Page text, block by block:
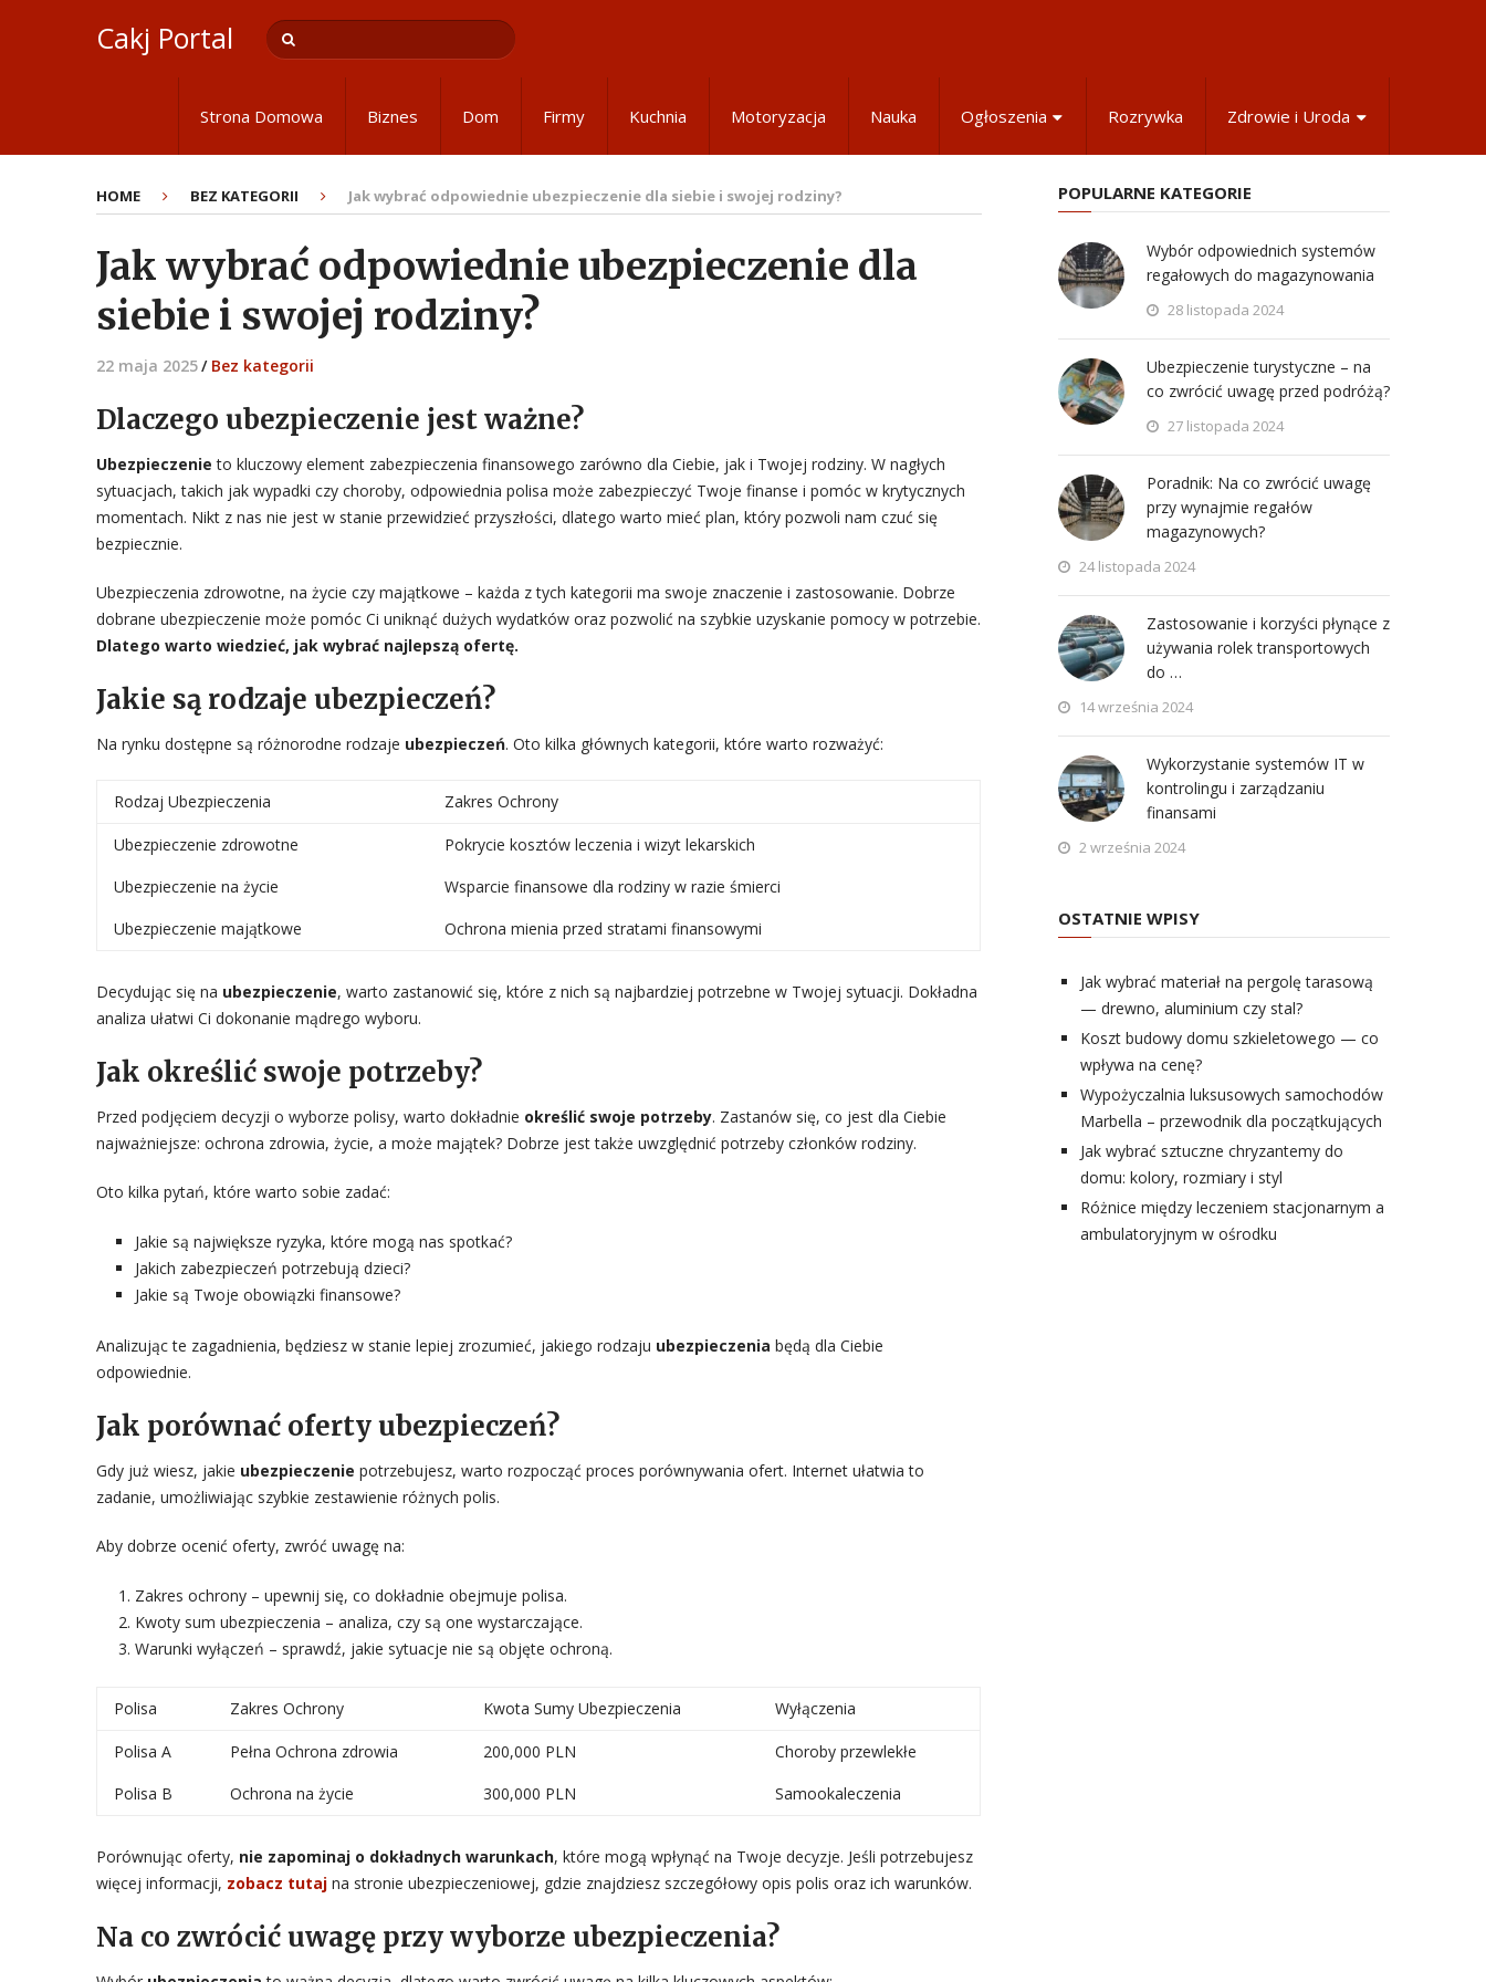
Cakj Portal
Strona Domowa Biznes Dom Firmy Kuchnia Motoryzacja Nauka Ogłoszenia Rozrywka Zdrowie i Uroda
HOME BEZ KATEGORII Jak wybrać odpowiednie ubezpieczenie dla siebie i swojej rodziny?
Jak wybrać odpowiednie ubezpieczenie dla
siebie i swojej rodziny?
22 maja 2025/ Bez kategorii
Dlaczego ubezpieczenie jest ważne?
Ubezpieczenie to kluczowy element zabezpieczenia finansowego zarówno dla Ciebie, jak i Twojej rodziny. W nagłych
sytuacjach, takich jak wypadki czy choroby, odpowiednia polisa może zabezpieczyć Twoje finanse i pomóc w krytycznych
momentach. Nikt z nas nie jest w stanie przewidzieć przyszłości, dlatego warto mieć plan, który pozwoli nam czuć się
bezpiecznie.
Ubezpieczenia zdrowotne, na życie czy majątkowe – każda z tych kategorii ma swoje znaczenie i zastosowanie. Dobrze
dobrane ubezpieczenie może pomóc Ci uniknąć dużych wydatków oraz pozwolić na szybkie uzyskanie pomocy w potrzebie.
Dlatego warto wiedzieć, jak wybrać najlepszą ofertę.
Jakie są rodzaje ubezpieczeń?
Na rynku dostępne są różnorodne rodzaje ubezpieczeń. Oto kilka głównych kategorii, które warto rozważyć:
Rodzaj Ubezpieczenia Zakres Ochrony
Ubezpieczenie zdrowotne
Pokrycie kosztów leczenia i wizyt lekarskich
Ubezpieczenie na życie
Wsparcie finansowe dla rodziny w razie śmierci
Ubezpieczenie majątkowe
Ochrona mienia przed stratami finansowymi
Decydując się na ubezpieczenie, warto zastanowić się, które z nich są najbardziej potrzebne w Twojej sytuacji. Dokładna
analiza ułatwi Ci dokonanie mądrego wyboru.
Jak określić swoje potrzeby?
Przed podjęciem decyzji o wyborze polisy, warto dokładnie określić swoje potrzeby. Zastanów się, co jest dla Ciebie
najważniejsze: ochrona zdrowia, życie, a może majątek? Dobrze jest także uwzględnić potrzeby członków rodziny.
Oto kilka pytań, które warto sobie zadać:
Jakie są największe ryzyka, które mogą nas spotkać?
Jakich zabezpieczeń potrzebują dzieci?
Jakie są Twoje obowiązki finansowe?
Analizując te zagadnienia, będziesz w stanie lepiej zrozumieć, jakiego rodzaju ubezpieczenia będą dla Ciebie
odpowiednie.
Jak porównać oferty ubezpieczeń?
Gdy już wiesz, jakie ubezpieczenie potrzebujesz, warto rozpocząć proces porównywania ofert. Internet ułatwia to
zadanie, umożliwiając szybkie zestawienie różnych polis.
Aby dobrze ocenić oferty, zwróć uwagę na:
Zakres ochrony – upewnij się, co dokładnie obejmuje polisa.
Kwoty sum ubezpieczenia – analiza, czy są one wystarczające.
Warunki wyłączeń – sprawdź, jakie sytuacje nie są objęte ochroną.
Polisa Zakres Ochrony Kwota Sumy Ubezpieczenia Wyłączenia
Polisa A Pełna Ochrona zdrowia 200,000 PLN
Choroby przewlekłe
Polisa B
Ochrona na życie 300,000 PLN Samookaleczenia
Porównując oferty, nie zapominaj o dokładnych warunkach, które mogą wpłynąć na Twoje decyzje. Jeśli potrzebujesz
więcej informacji, zobacz tutaj na stronie ubezpieczeniowej, gdzie znajdziesz szczegółowy opis polis oraz ich warunków.
Na co zwrócić uwagę przy wyborze ubezpieczenia?
POPULARNE KATEGORIE
Wybór odpowiednich systemów
regałowych do magazynowania
28 listopada 2024
Ubezpieczenie turystyczne – na
co zwrócić uwagę przed podróżą?
27 listopada 2024
Poradnik: Na co zwrócić uwagę
przy wynajmie regałów
magazynowych?
24 listopada 2024
Zastosowanie i korzyści płynące z
używania rolek transportowych
do …
14 września 2024
Wykorzystanie systemów IT w
kontrolingu i zarządzaniu
finansami
2 września 2024
OSTATNIE WPISY
Jak wybrać materiał na pergolę tarasową
— drewno, aluminium czy stal?
Koszt budowy domu szkieletowego — co
wpływa na cenę?
Wypożyczalnia luksusowych samochodów
Marbella – przewodnik dla początkujących
Jak wybrać sztuczne chryzantemy do
domu: kolory, rozmiary i styl
Różnice między leczeniem stacjonarnym a
ambulatoryjnym w ośrodku